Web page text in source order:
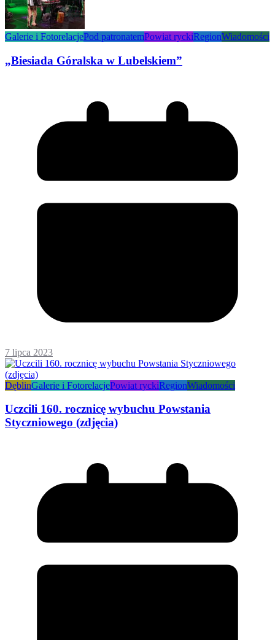
Galerie i FotorelacjePod patronatemPowiat ryckiRegionWiadomości
„Biesiada Góralska w Lubelskiem”
7 lipca 2023
DęblinGalerie i FotorelacjePowiat ryckiRegionWiadomości
Uczcili 160. rocznicę wybuchu Powstania
Styczniowego (zdjęcia)